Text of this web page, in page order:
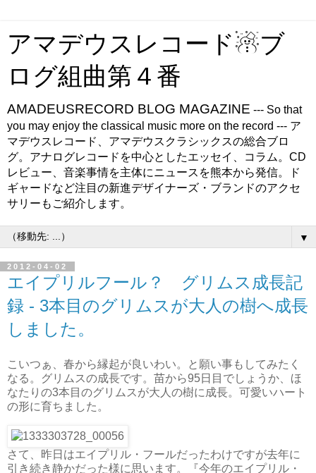
アマデウスレコード☃ブ
ログ組曲第４番
AMADEUSRECORD BLOG MAGAZINE --- So that
you may enjoy the classical music more on the record --- ア
マデウスレコード、アマデウスクラシックスの総合ブロ
グ。アナログレコードを中心としたエッセイ、コラム。CD
レビュー、音楽事情を主体にニュースを熊本から発信。ド
ギャードなど注目の新進デザイナーズ・ブランドのアクセ
サリーもご紹介します。
▼
2012-04-02
エイプリルフール？ グリムス成長記
録 - 3本目のグリムスが大人の樹へ成長
しました。
こいつぁ、春から縁起が良いわい。と願い事もしてみたく
なる。グリムスの成長です。苗から95日目でしょうか、ほ
なたりの3本目のグリムスが大人の樹に成長。可愛いハート
の形に育ちました。
さて、昨日はエイプリル・フールだったわけですが去年に
引き続き静かだった様に思います。『今年のエイプリル・